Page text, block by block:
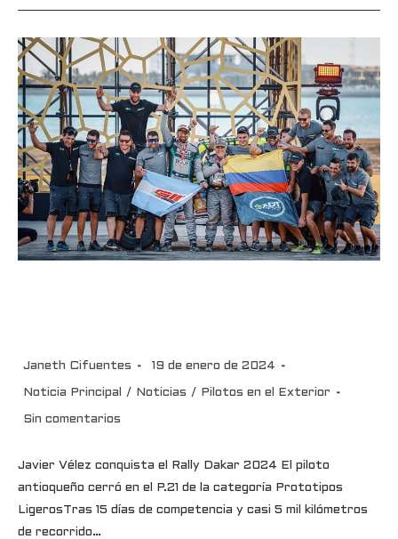
Janeth Cifuentes 19 de enero de 2024
Noticia Principal / Noticias / Pilotos en el Exterior
Sin comentarios
Javier Vélez conquista el Rally Dakar 2024 El piloto
antioqueño cerró en el P.21 de la categoría Prototipos
LigerosTras 15 días de competencia y casi 5 mil kilómetros
de recorrido…